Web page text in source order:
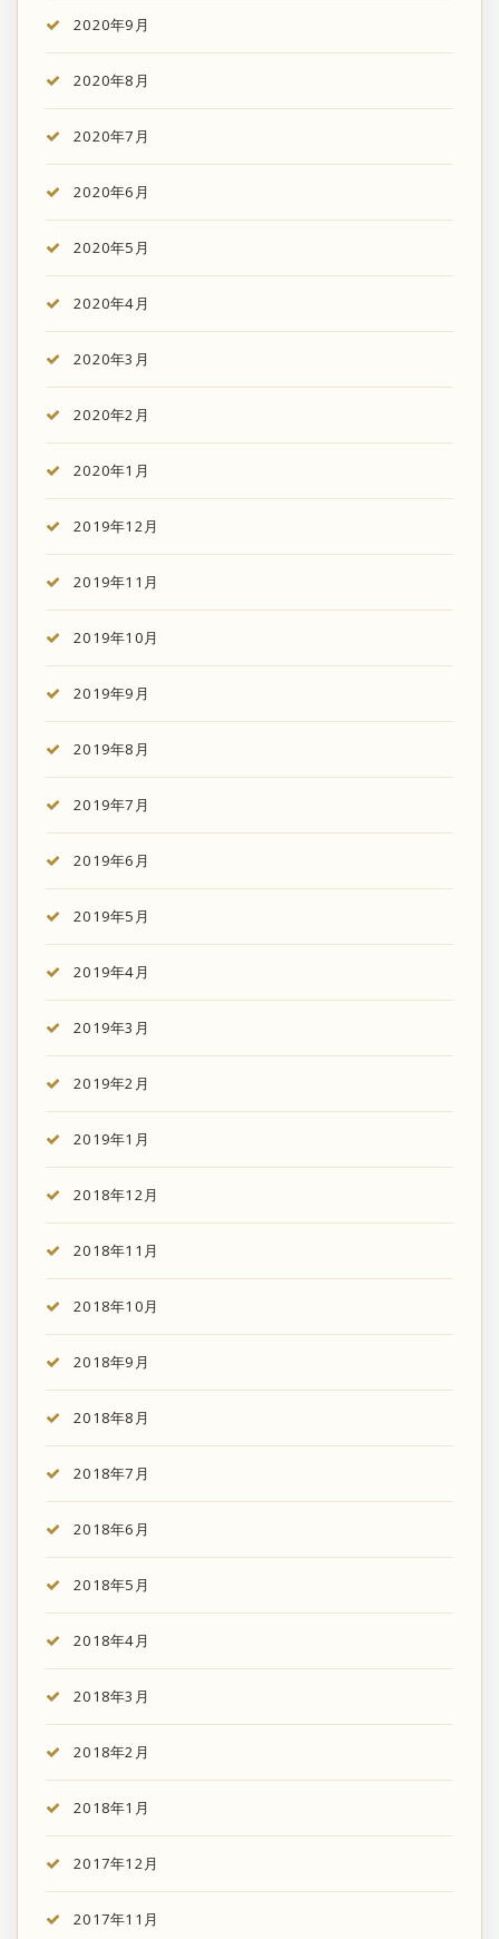
2020年9月
2020年8月
2020年7月
2020年6月
2020年5月
2020年4月
2020年3月
2020年2月
2020年1月
2019年12月
2019年11月
2019年10月
2019年9月
2019年8月
2019年7月
2019年6月
2019年5月
2019年4月
2019年3月
2019年2月
2019年1月
2018年12月
2018年11月
2018年10月
2018年9月
2018年8月
2018年7月
2018年6月
2018年5月
2018年4月
2018年3月
2018年2月
2018年1月
2017年12月
2017年11月